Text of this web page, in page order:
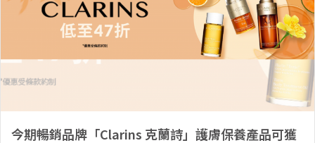
今期暢銷品牌「Clarins 克蘭詩」護膚保養產品可獲